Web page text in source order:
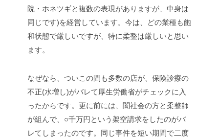
院・ホネツギと複数の表現がありますが、中身は
同じです)を経営しています。今は、どの業種も飽
和状態で厳しいですが、特に柔整は厳しいと思い
ます。
なぜなら、ついこの間も多数の店が、保険診療の
不正(水増し)がバレて厚生労働省がチェックに入
ったからです。更に前には、闇社会の方と柔整師
が組んで、○千万円という架空請求をしたのがバ
レてしまったのです。同じ事件を短い期間で二度